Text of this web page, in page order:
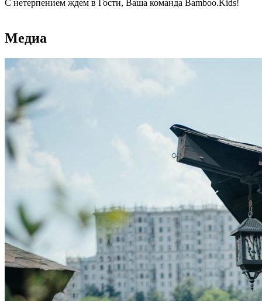
С нетерпением ждем в Гости, Ваша команда Bamboo.Kids!
Медиа